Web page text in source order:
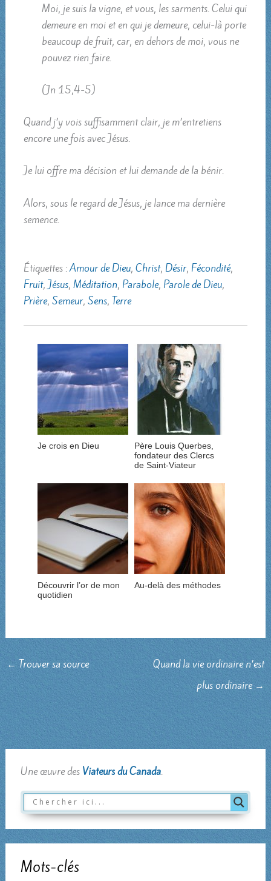
Moi, je suis la vigne, et vous, les sarments. Celui qui
demeure en moi et en qui je demeure, celui-là porte
beaucoup de fruit, car, en dehors de moi, vous ne
pouvez rien faire.
(Jn 15,4-5)
Quand j’y vois suffisamment clair, je m’entretiens
encore une fois avec Jésus.
Je lui offre ma décision et lui demande de la bénir.
Alors, sous le regard de Jésus, je lance ma dernière
semence.
Étiquettes :Amour de Dieu, Christ, Désir, Fécondité,
Fruit, Jésus, Méditation, Parabole, Parole de Dieu,
Prière, Semeur, Sens, Terre
Je crois en Dieu
Père Louis Querbes,
fondateur des Clercs
de Saint-Viateur
Découvrir l’or de mon
quotidien
Au-delà des méthodes
←Trouver sa source
Quand la vie ordinaire n’est
plus ordinaire→
Une œuvre des Viateurs du Canada.
Mots-clés